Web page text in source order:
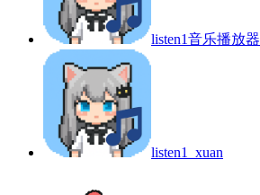
listen1音乐播放器
listen1_xuan